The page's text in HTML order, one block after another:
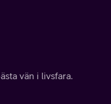
vän i livsfara.